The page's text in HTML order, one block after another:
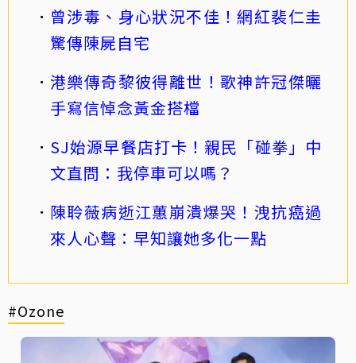
曾涉毒、身心狀況不佳！網紅裴仁圭
驚傳陳屍自宅
港樂傳奇黎彼得離世！歌神許冠傑曬
手寫信悼念黃金搭檔
SJ始源早餐店打卡！親民「碰拳」中
文直問：我停車可以嗎？
陳聆薇病逝江蕙崩潰爆哭！洩抗癌過
來人心聲：早知讓她多化一點
#Ozone